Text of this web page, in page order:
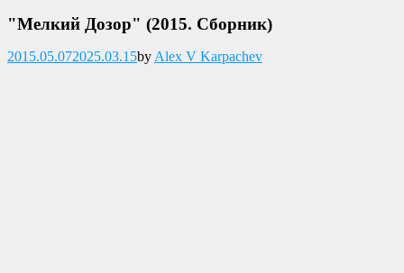
"Мелкий Дозор" (2015. Сборник)
Опубликовано
2015.05.072025.03.15by Alex V Karpachev